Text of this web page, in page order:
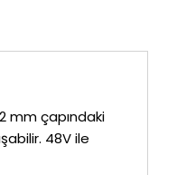
mm çapındaki
48V ile